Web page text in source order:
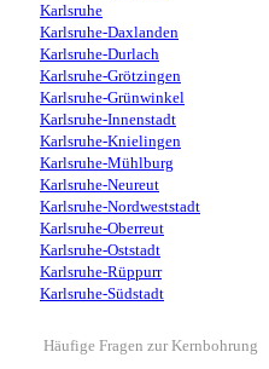
Karlsruhe
Karlsruhe-Daxlanden
Karlsruhe-Durlach
Karlsruhe-Grötzingen
Karlsruhe-Grünwinkel
Karlsruhe-Innenstadt
Karlsruhe-Knielingen
Karlsruhe-Mühlburg
Karlsruhe-Neureut
Karlsruhe-Nordweststadt
Karlsruhe-Oberreut
Karlsruhe-Oststadt
Karlsruhe-Rüppurr
Karlsruhe-Südstadt
Häufige Fragen zur Kernbohrung